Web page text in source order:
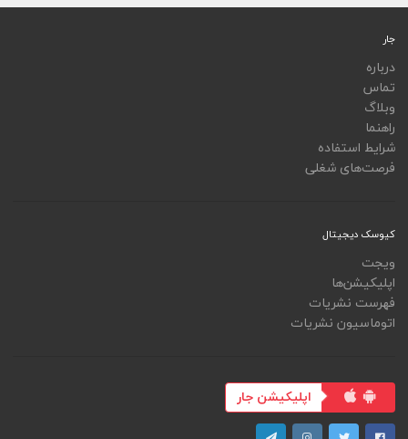
جار
درباره
تماس
وبلاگ
راهنما
شرایط استفاده
فرصت‌های شغلی
کیوسک دیجیتال
ویجت
اپلیکیشن‌ها
فهرست نشریات
اتوماسیون نشریات
اپلیکیشن جار